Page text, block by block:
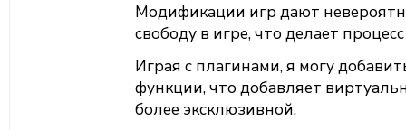
Модификации игр дают
свободу в игре, что делает
Играя с плагинами, я могу
функции, что добавляет
более эксклюзивной.